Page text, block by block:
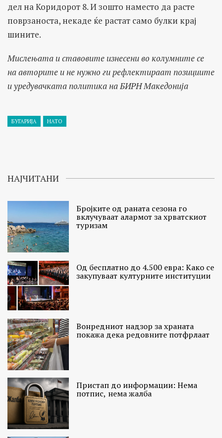
дел на Коридорот 8. И зошто наместо да расте
поврзаноста, некаде ќе растат само булки крај
шините.
Мислењата и ставовите изнесени во колумните се
на авторите и не нужно ги рефлектираат позициите
и уредувачката политика на БИРН Македонијa
БУГАРИЈА НАТО
НАЈЧИТАНИ
Бројките од раната сезона го
вклучуваат алармот за хрватскиот
туризам
Од бесплатно до 4.500 евра: Како се
закупуваат културните институции
Вонредниот надзор за храната
покажа дека редовните потфрлаат
Пристап до информации: Нема
потпис, нема жалба